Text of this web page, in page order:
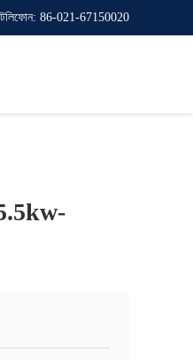
86-021-67150020
5.5kw-